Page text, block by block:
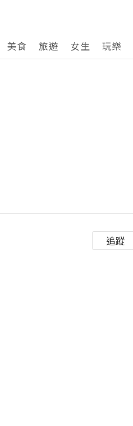
美食 旅遊 女生 玩樂
追蹤